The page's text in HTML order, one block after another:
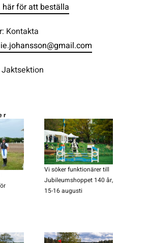
här för att beställa
Kontakta
Vi söker funktionärer till
Jubileumshoppet 140 år,
15-16 augusti